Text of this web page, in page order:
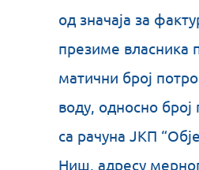
од значаја за
презиме власника
матични број
воду, односно
са рачуна ЈКП
Ниш, адресу